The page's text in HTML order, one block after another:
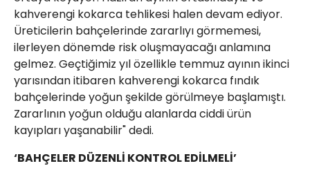
kahverengi kokarca tehlikesi halen devam ediyor.
Üreticilerin bahçelerinde zararlıyı görmemesi,
ilerleyen dönemde risk oluşmayacağı anlamına
gelmez. Geçtiğimiz yıl özellikle temmuz ayının ikinci
yarısından itibaren kahverengi kokarca fındık
bahçelerinde yoğun şekilde görülmeye başlamıştı.
Zararlının yoğun olduğu alanlarda ciddi ürün
kayıpları yaşanabilir" dedi.
‘BAHÇELER DÜZENLİ KONTROL EDİLMELİ’